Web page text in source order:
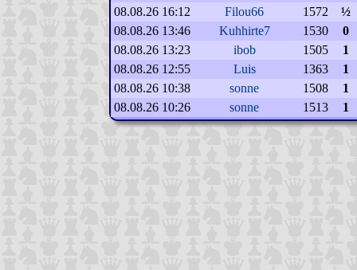
08.08.26 16:12
Filou66 1572
½
08.08.26 13:46
Kuhhirte7 1530
0
08.08.26 13:23
ibob 1505
1
08.08.26 12:55
Luis 1363
1
08.08.26 10:38
sonne 1508
1
08.08.26 10:26
sonne 1513 1